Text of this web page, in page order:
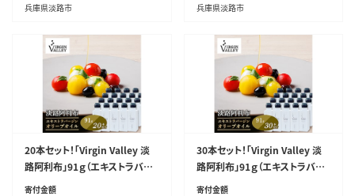
兵庫県淡路市 兵庫県淡路市
20本セット！「Virgin Valley 淡
路阿利布」91ｇ（エキストラバー
ジンオリーブオイル）【2025年度
寄付金額
30本セット！「Virgin Valley 淡
路阿利布」91ｇ（エキストラバー
ジンオリーブオイル）【2025年度
寄付金額